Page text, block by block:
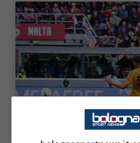
Bologna Sport News (Photo by
Sabattini/Getty Images Via